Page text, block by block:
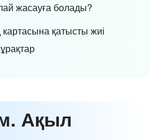
жасауға болады?
қатысты жиі
Ақыл